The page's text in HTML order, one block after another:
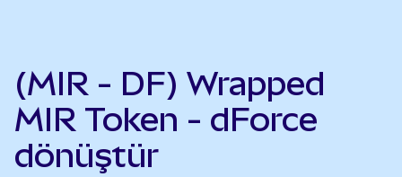
(MIR - DF) Wrapped
MIR Token - dForce
dönüştür